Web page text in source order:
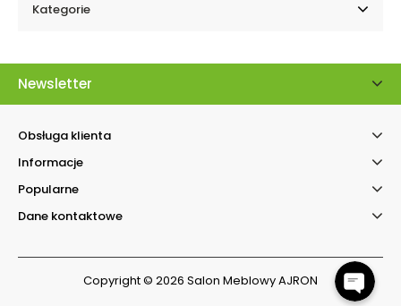
Kategorie
Newsletter
Obsługa klienta
Informacje
Popularne
Dane kontaktowe
Copyright © 2026 Salon Meblowy AJRON
Kontakt
Facebook Messenger